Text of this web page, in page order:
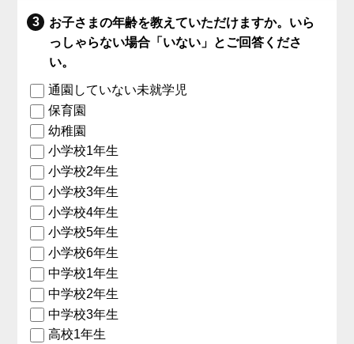
お子さまの年齢を教えていただけますか。いら
っしゃらない場合「いない」とご回答くださ
い。
通園していない未就学児
保育園
幼稚園
小学校1年生
小学校2年生
小学校3年生
小学校4年生
小学校5年生
小学校6年生
中学校1年生
中学校2年生
中学校3年生
高校1年生